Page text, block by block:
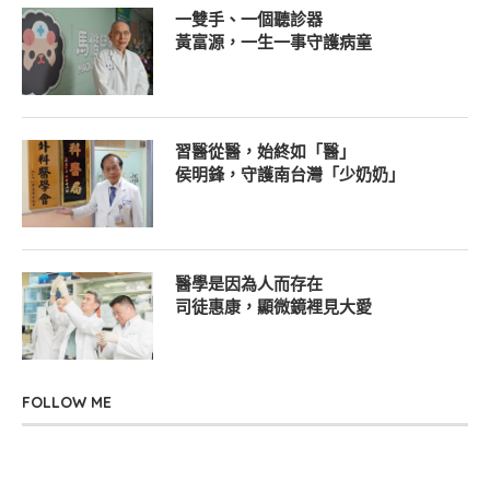
一雙手、一個聽診器
黃富源，一生一事守護病童
習醫從醫，始終如「醫」
侯明鋒，守護南台灣「少奶奶」
醫學是因為人而存在
司徒惠康，顯微鏡裡見大愛
FOLLOW ME